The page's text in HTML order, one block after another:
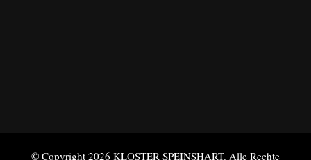
© Copyright 2026 KLOSTER SPEINSHART. Alle Rechte